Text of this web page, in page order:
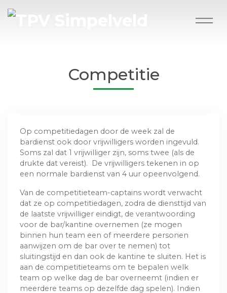
Competitie
Op competitiedagen door de week zal de
bardienst ook door vrijwilligers worden ingevuld.
Soms zal dat 1 vrijwilliger zijn, soms twee (als de
drukte dat vereist). De vrijwilligers tekenen in op
een normale bardienst van 4 uur opeenvolgend.
Van de competitieteam-captains wordt verwacht
dat ze op competitiedagen, zodra de diensttijd van
de laatste vrijwilliger eindigt, de verantwoording
voor de bar/kantine overnemen (ze mogen
binnen hun team een of meerdere personen
aanwijzen om de bar over te nemen) tot
sluitingstijd en dan ook de kantine te sluiten. Het is
aan de competitieteams om te bepalen welk
team op welke dag de bar overneemt (indien er
meerdere teams op dezelfde dag spelen). Indien